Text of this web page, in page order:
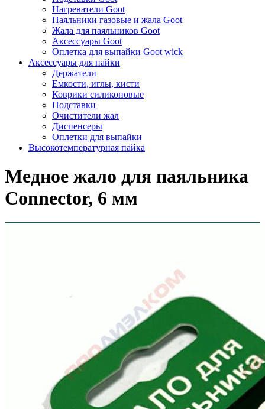
Нагреватели Goot
Паяльники газовые и жала Goot
Жала для паяльников Goot
Аксессуары Goot
Оплетка для выпайки Goot wick
Аксессуары для пайки
Держатели
Емкости, иглы, кисти
Коврики силиконовые
Подставки
Очистители жал
Диспенсеры
Оплетки для выпайки
Высокотемпературная пайка
Медное жало для паяльника
Connector, 6 мм